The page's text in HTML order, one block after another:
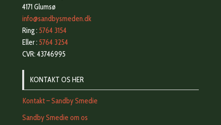
4171 Glumsø
info@sandbysmeden.dk
Ring : 5764 3154
Eller : 5764 3254
CVR: 43746995
KONTAKT OS HER
Kontakt – Sandby Smedie
Sandby Smedie om os